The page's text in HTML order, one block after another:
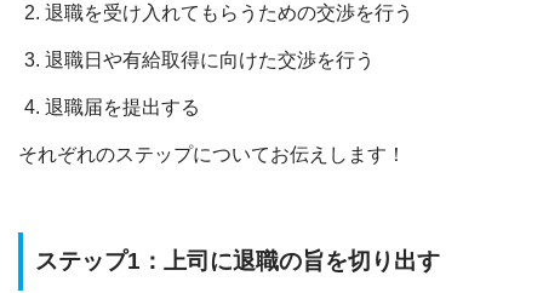
退職を受け入れてもらうための交渉を行う
退職日や有給取得に向けた交渉を行う
退職届を提出する
それぞれのステップについてお伝えします！
ステップ1：上司に退職の旨を切り出す